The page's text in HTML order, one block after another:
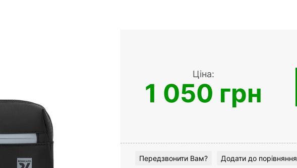
Ціна:
1 050 грн
Передзвонити Вам? Додати до порівняння